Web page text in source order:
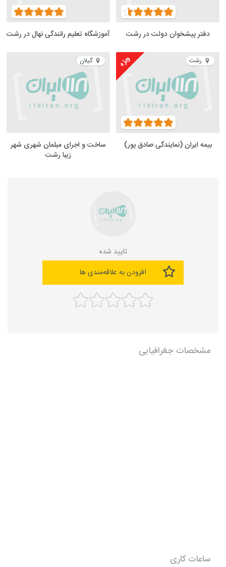
دفتر پیشخوان دولت در رشت آموزشگاه تعلیم رانندگی نهال در رشت
رشت ویژه
بیمه ایران (نمایندگی صادق پور)
گیلان
ساخت و اجرای مبلمان شهری شهر
زیبا رشت
تایید شده
افزودن به علاقه‌مندی ها
مشخصات جغرافیایی
ساعات کاری